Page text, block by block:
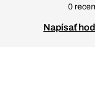
0
Napísať